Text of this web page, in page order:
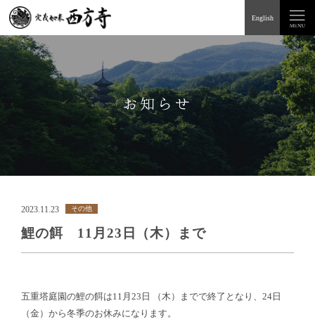
English
お知らせ
2023.11.23 その他
鯉の餌 11月23日（木）まで
五重塔庭園の鯉の餌は11月23日 （木）までで終了となり、24日
（金）から冬季のお休みになります。